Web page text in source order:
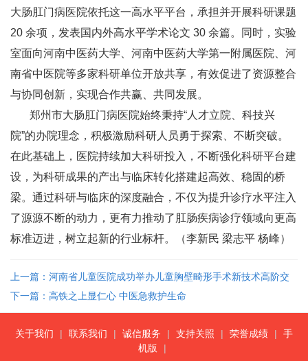
大肠肛门病医院依托这一高水平平台，承担并开展科研课题
20 余项，发表国内外高水平学术论文 30 余篇。同时，实验
室面向河南中医药大学、河南中医药大学第一附属医院、河
南省中医院等多家科研单位开放共享，有效促进了资源整合
与协同创新，实现合作共赢、共同发展。
郑州市大肠肛门病医院始终秉持“人才立院、科技兴
院”的办院理念，积极激励科研人员勇于探索、不断突破。
在此基础上，医院持续加大科研投入，不断强化科研平台建
设，为科研成果的产出与临床转化搭建起高效、稳固的桥
梁。通过科研与临床的深度融合，不仅为提升诊疗水平注入
了源源不断的动力，更有力推动了肛肠疾病诊疗领域向更高
标准迈进，树立起新的行业标杆。（李新民 梁志平 杨峰）
上一篇：河南省儿童医院成功举办儿童胸壁畸形手术新技术高阶交
流会
下一篇：高铁之上显仁心 中医急救护生命
关于我们 | 联系我们 | 诚信服务 | 支持关照 | 荣誉成绩 |
手
机版
|